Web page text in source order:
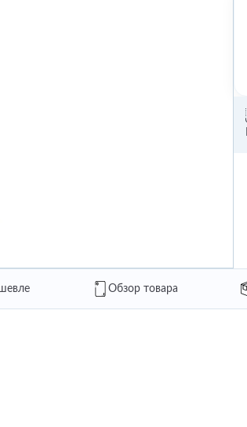
Обзор товара